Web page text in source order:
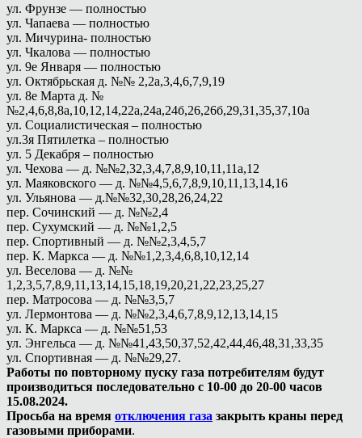
ул. Фрунзе — полностью
ул. Чапаева — полностью
ул. Мичурина- полностью
ул. Чкалова — полностью
ул. 9е Января — полностью
ул. Октябрьская д. №№ 2,2а,3,4,6,7,9,19
ул. 8е Марта д. №
№2,4,6,8,8а,10,12,14,22а,24а,24б,26,26б,29,31,35,37,10а
ул. Социалистическая – полностью
ул.3я Пятилетка – полностью
ул. 5 Декабря – полностью
ул. Чехова — д. №№2,32,3,4,7,8,9,10,11,11а,12
ул. Маяковского — д. №№4,5,6,7,8,9,10,11,13,14,16
ул. Ульянова — д.№№32,30,28,26,24,22
пер. Сочинский — д. №№2,4
пер. Сухумский — д. №№1,2,5
пер. Спортивный — д. №№2,3,4,5,7
пер. К. Маркса — д. №№1,2,3,4,6,8,10,12,14
ул. Веселова — д. №№
1,2,3,5,7,8,9,11,13,14,15,18,19,20,21,22,23,25,27
пер. Матросова — д. №№3,5,7
ул. Лермонтова — д. №№2,3,4,6,7,8,9,12,13,14,15
ул. К. Маркса — д. №№51,53
ул. Энгельса — д. №№41,43,50,37,52,42,44,46,48,31,33,35
ул. Спортивная — д. №№29,27.
Работы по повторному пуску газа потребителям будут
производиться последовательно с 10-00 до 20-00 часов
15.08.2024.
Просьба на время отключения газа закрыть краны перед
газовыми приборами.